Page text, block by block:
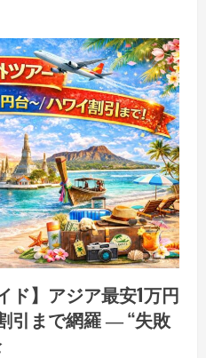
ド】アジア最安1万円
引まで網羅 ― “失敗